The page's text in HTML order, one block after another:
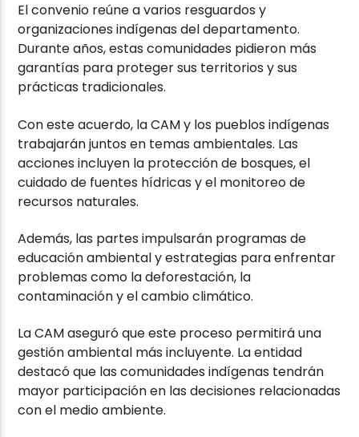
El convenio reúne a varios resguardos y
organizaciones indígenas del departamento.
Durante años, estas comunidades pidieron más
garantías para proteger sus territorios y sus
prácticas tradicionales.
Con este acuerdo, la CAM y los pueblos indígenas
trabajarán juntos en temas ambientales. Las
acciones incluyen la protección de bosques, el
cuidado de fuentes hídricas y el monitoreo de
recursos naturales.
Además, las partes impulsarán programas de
educación ambiental y estrategias para enfrentar
problemas como la deforestación, la
contaminación y el cambio climático.
La CAM aseguró que este proceso permitirá una
gestión ambiental más incluyente. La entidad
destacó que las comunidades indígenas tendrán
mayor participación en las decisiones relacionadas
con el medio ambiente.